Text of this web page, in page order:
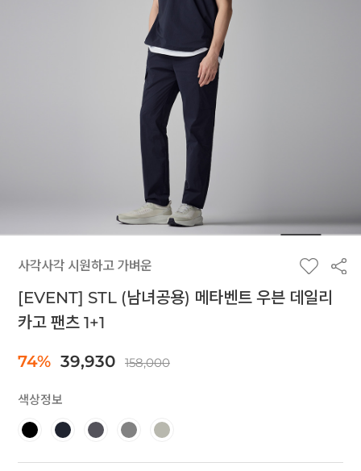
사각사각 시원하고 가벼운
[EVENT] STL (남녀공용) 메타벤트 우븐 데일리
카고 팬츠 1+1
74% 39,930 158,000
색상정보